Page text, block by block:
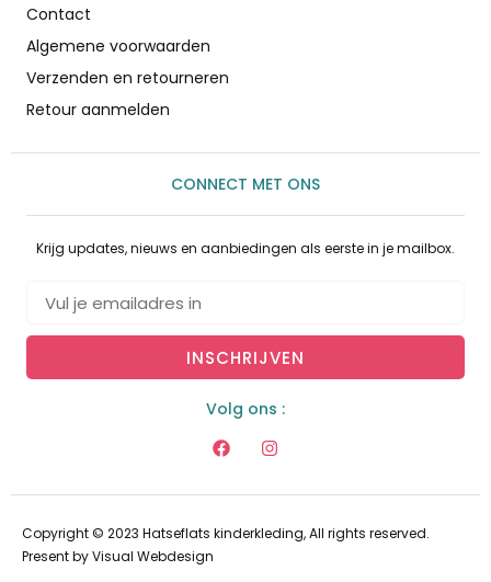
Contact
Algemene voorwaarden
Verzenden en retourneren
Retour aanmelden
CONNECT MET ONS
Krijg updates, nieuws en aanbiedingen als eerste in je mailbox.
INSCHRIJVEN
Volg ons :
Copyright © 2023 Hatseflats kinderkleding, All rights reserved.
Present byVisual Webdesign